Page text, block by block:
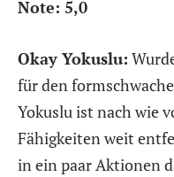
Note: 5,0
Okay Yokuslu:
für den
Yokuslu ist nach wie
Fähigkeiten weit
in ein paar Aktionen